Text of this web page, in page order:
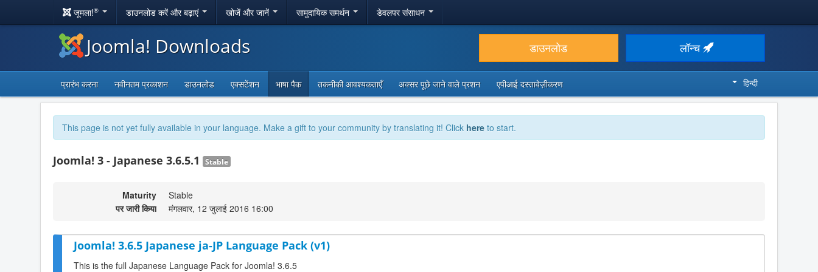
जूमला!® डाउनलोड करें और बढ़ाएं खोजें और जानें सामुदायिक समर्थन डेवलपर संसाधन
Joomla! Downloads डाउनलोड लॉन्च
प्रारंभ करना नवीनतम प्रकाशन डाउनलोड एक्सटेंशन भाषा पैक तकनीकी आवश्यकताएँ अक्सर पूछे जाने वाले प्रशन एपीआई दस्तावेज़ीकरण हिन्दी
This page is not yet fully available in your language. Make a gift to your community by translating it! Click here to start.
Joomla! 3 - Japanese 3.6.5.1 Stable
Maturity
Stable
पर जारी किया
मंगलवार, 12 जुलाई 2016 16:00
Joomla! 3.6.5 Japanese ja-JP Language Pack (v1)
This is the full Japanese Language Pack for Joomla! 3.6.5